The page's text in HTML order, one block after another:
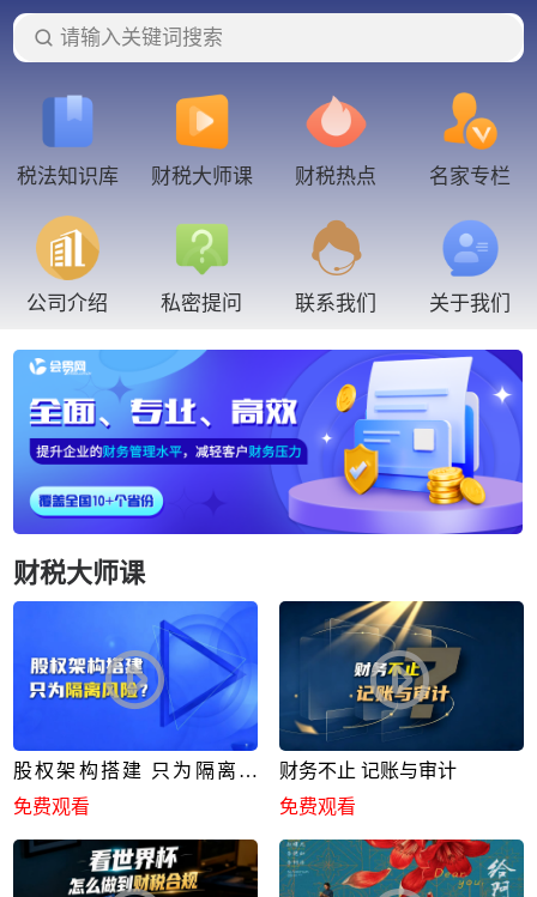
请输入关键词搜索
税法知识库 财税大师课 财税热点 名家专栏
公司介绍 私密提问 联系我们 关于我们
财税大师课
股权架构搭建 只为隔离风
险？
免费观看
财务不止 记账与审计
免费观看